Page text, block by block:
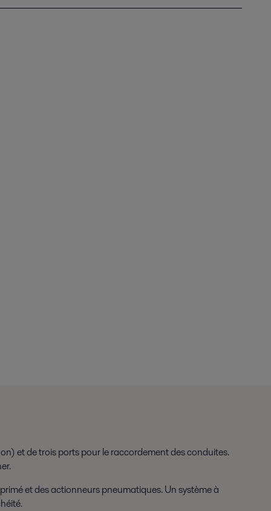
et de trois ports pour le raccordement des conduites.
et des actionneurs pneumatiques. Un système à